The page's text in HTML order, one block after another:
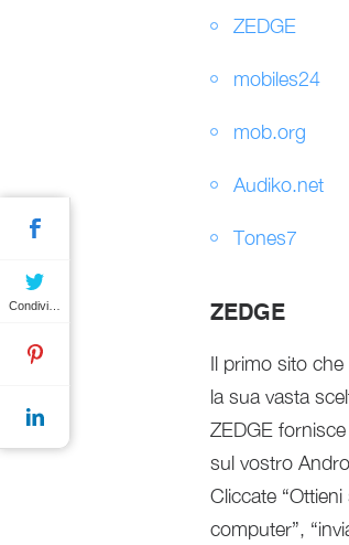
ZEDGE
mobiles24
mob.org
Audiko.net
Tones7
ZEDGE
Il primo sito
la sua vasta
ZEDGE
sul vostro
Cliccate
computer”,